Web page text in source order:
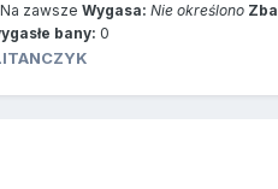
Na zawsze Wygasa: Nie określono
bany: 0